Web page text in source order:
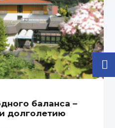
баланса –
долголетию